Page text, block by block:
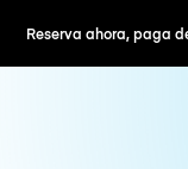
paga después